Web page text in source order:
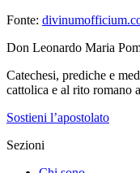
Fonte:
Don Leonardo Maria
Catechesi, prediche e
cattolica e al rito romano
Sostieni l’apostolato
Sezioni